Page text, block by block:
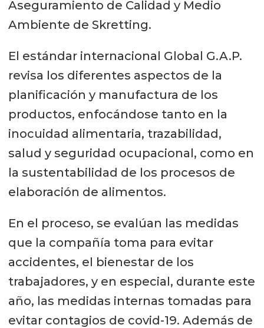
Aseguramiento de Calidad y Medio
Ambiente de Skretting.
El estándar internacional Global G.A.P.
revisa los diferentes aspectos de la
planificación y manufactura de los
productos, enfocándose tanto en la
inocuidad alimentaria, trazabilidad,
salud y seguridad ocupacional, como en
la sustentabilidad de los procesos de
elaboración de alimentos.
En el proceso, se evalúan las medidas
que la compañía toma para evitar
accidentes, el bienestar de los
trabajadores, y en especial, durante este
año, las medidas internas tomadas para
evitar contagios de covid-19. Además de